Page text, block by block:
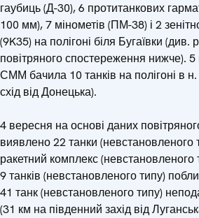
гаубиць (Д-30), 6 протитанкових
100 мм), 7 мінометів (ПМ-38) і 2
(9K35) на полігоні біля Бугаївки (див.
повітряного спостереження нижче).
СММ бачила 10 танків на полігоні в
схід від Донецька).
4 вересня на основі даних
виявлено 22 танки (невстановленого
ракетний комплекс (невстановленого
9 танків (невстановленого типу)
41 танк (невстановленого типу)
(31 км на південний захід від